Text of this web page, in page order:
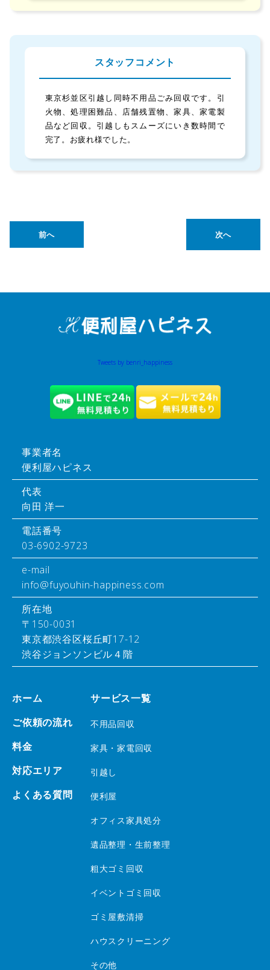
スタッフコメント
東京杉並区引越し同時不用品ごみ回収です。引
火物、処理困難品、店舗残置物、家具、家電製
品など回収。引越しもスムーズにいき数時間で
完了。お疲れ様でした。
前へ 次へ
Tweets by benri_happiness
事業者名
便利屋ハピネス
代表
向田 洋一
電話番号
03-6902-9723
e-mail
info@fuyouhin-happiness.com
所在地
〒150-0031
東京都渋谷区桜丘町17-12
渋谷ジョンソンビル４階
ホーム
ご依頼の流れ
料金
対応エリア
よくある質問
サービス一覧
不用品回収
家具・家電回収
引越し
便利屋
オフィス家具処分
遺品整理・生前整理
粗大ゴミ回収
イベントゴミ回収
ゴミ屋敷清掃
ハウスクリーニング
その他